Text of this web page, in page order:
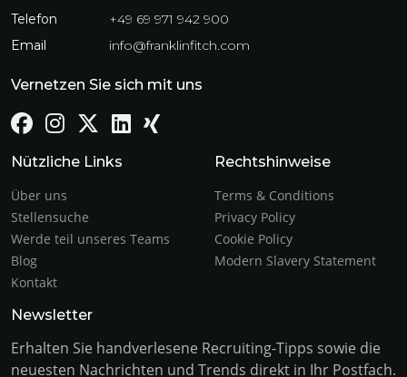
Telefon
+49 69 971 942 900
Email
info@franklinfitch.com
Vernetzen Sie sich mit uns
Nützliche Links
Über uns
Stellensuche
Werde teil unseres Teams
Blog
Kontakt
Rechtshinweise
Terms & Conditions
Privacy Policy
Cookie Policy
Modern Slavery Statement
Newsletter
Erhalten Sie handverlesene Recruiting-Tipps sowie die
neuesten Nachrichten und Trends direkt in Ihr Postfach.